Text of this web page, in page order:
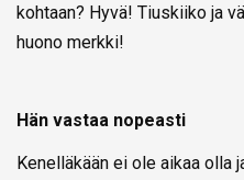
kohtaan? Hyvä! Tiuskiiko ja
huono merkki!
Hän vastaa nopeasti
Kenelläkään ei ole aikaa olla